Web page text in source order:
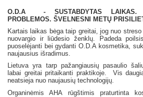
O.D.A - SUSTABDYTAS LAIKAS.
PROBLEMOS. ŠVELNESNI METŲ
Kartais laikas bėga taip greitai, jog nuo
nuovargio ir liūdesio ženklų. Padeda
puoselėjanti bei gydanti O.D.A kosmetika,
naujausius išradimus.
Lietuva yra tarp pažangiausių pasaulio
labai greitai pritaikanti praktikoje. Vis
neatsieja nuo naujausių technologijų.
Organinėmis AHA rūgštimis praturtinta